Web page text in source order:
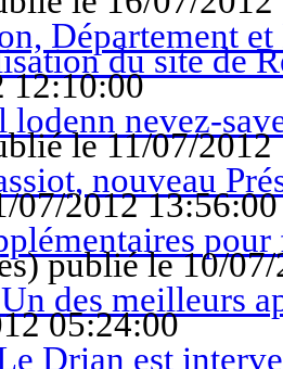
Département
du site de
12:10:00
nevez-
le 11/07/2012
nouveau
07/2012 13:56:00
)publié le 10/
des meilleurs
05:24:00
Drian est